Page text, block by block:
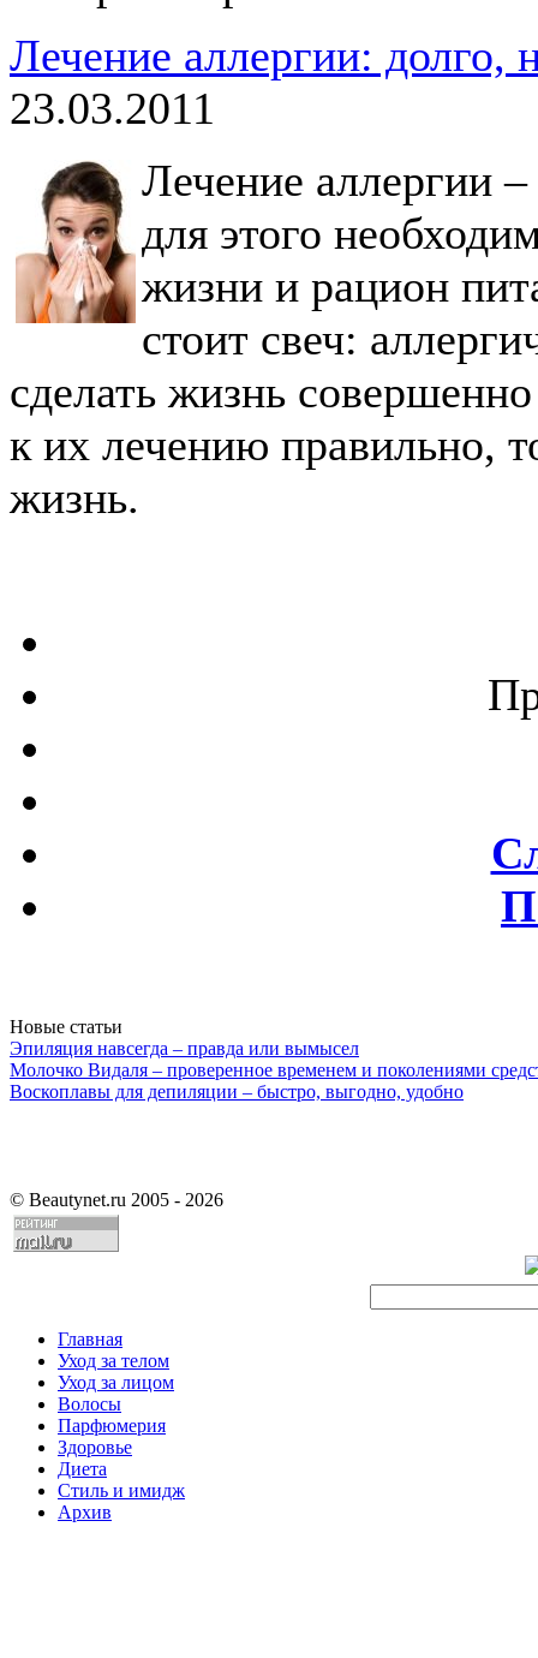
Лечение аллергии: долго,
23.03.2011
Лечение аллергии
для этого
жизни и рацион
стоит свеч:
сделать жизнь
к их лечению правильно,
жизнь.
Новые статьи
Эпиляция навсегда – правда или вымысел
Молочко Видаля – проверенное временем и поколениями
Воскоплавы для депиляции – быстро, выгодно, удобно
© Beautynet.ru 2005 - 2026
Главная
Уход за телом
Уход за лицом
Волосы
Парфюмерия
Здоровье
Диета
Стиль и имидж
Архив